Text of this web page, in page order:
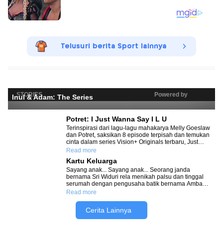
Telusuri berita Sport lainnya